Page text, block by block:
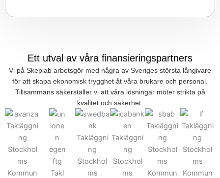
Ett utval av våra finansieringspartners
Vi på Skepiab arbetsgör med några av Sveriges största långivare
för att skapa ekonomisk trygghet åt våra brukare och personal.
Tillsammans säkerställer vi att våra lösningar möter strikta på
kvalitet och säkerhet.